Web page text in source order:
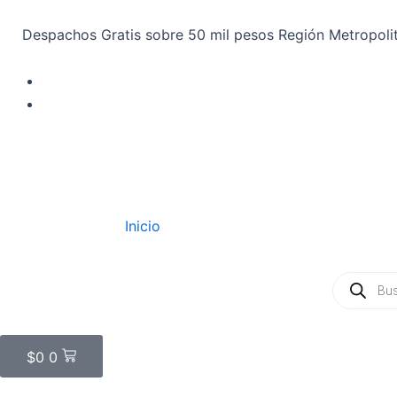
Despachos Gratis sobre 50 mil pesos Región
Inicio
$0 0
Carrito